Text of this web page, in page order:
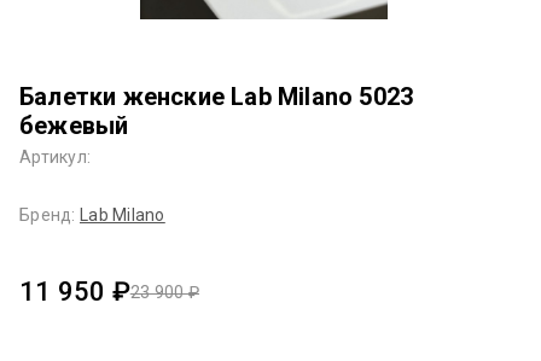
Балетки женские Lab Milano 5023
бежевый
Артикул:
Бренд: Lab Milano
23 900 ₽
11 950 ₽